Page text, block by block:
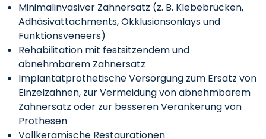
Minimalinvasiver Zahnersatz (z. B. Klebebrücken,
Adhäsivattachments, Okklusionsonlays und
Funktionsveneers)
Rehabilitation mit festsitzendem und
abnehmbarem Zahnersatz
Implantatprothetische Versorgung zum Ersatz von
Einzelzähnen, zur Vermeidung von abnehmbarem
Zahnersatz oder zur besseren Verankerung von
Prothesen
Vollkeramische Restaurationen